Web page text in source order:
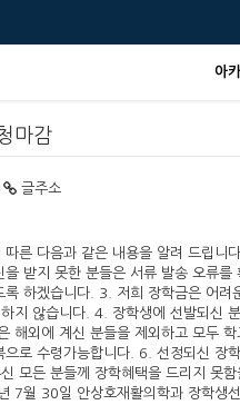
아
마감
글주소
른 다음과 같은 내용을 알려 드립
받지 못한 분들은 서류 발송 오류
하겠습니다. 3. 저희 장학금은 어
지 않습니다. 4. 장학생에 선발되신
해외에 계신 분들을 제외하고 모두
로 수령가능합니다. 6. 선정되신 장
모든 분들께 장학혜택을 드리지 못
7월 30일 안상호재활의학과 장학생선